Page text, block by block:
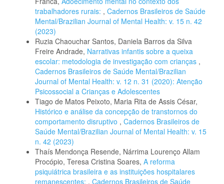
trabalhadores rurais: , Cadernos Brasileiros de Saúde
Mental/Brazilian Journal of Mental Health: v. 15 n. 42
(2023)
Ruzia Chaouchar Santos, Daniela Barros da Silva
Freire Andrade, Narrativas infantis sobre a queixa
escolar: metodologia de investigação com crianças ,
Cadernos Brasileiros de Saúde Mental/Brazilian
Journal of Mental Health: v. 12 n. 31 (2020): Atenção
Psicossocial a Crianças e Adolescentes
Tiago de Matos Peixoto, Maria Rita de Assis César,
Histórico e análise da concepção de transtornos do
comportamento disruptivo , Cadernos Brasileiros de
Saúde Mental/Brazilian Journal of Mental Health: v. 15
n. 42 (2023)
Thaís Mendonça Resende, Nárrima Lourenço Allam
Procópio, Teresa Cristina Soares, A reforma
psiquiátrica brasileira e as instituições hospitalares
remanescentes: , Cadernos Brasileiros de Saúde